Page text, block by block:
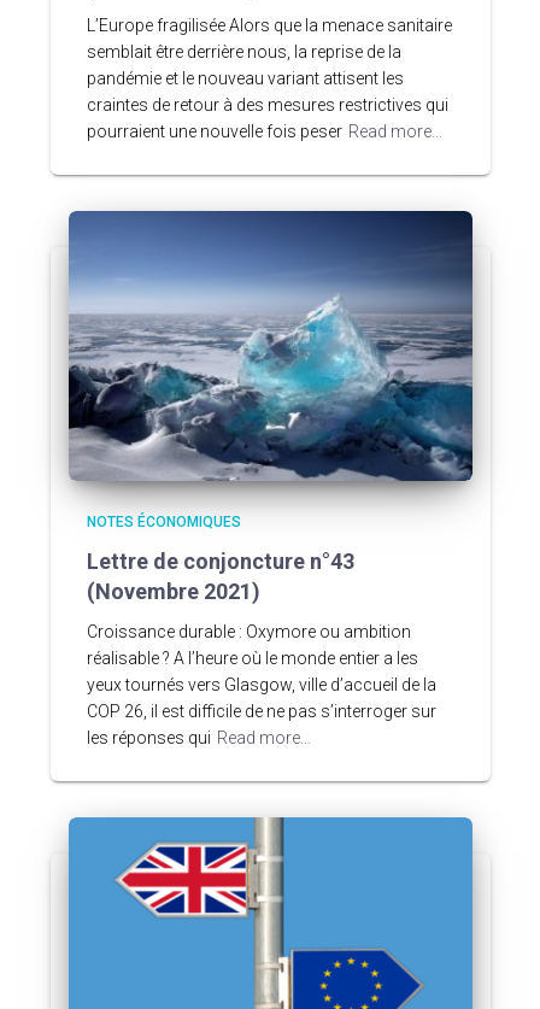
L’Europe fragilisée Alors que la menace sanitaire
semblait être derrière nous, la reprise de la
pandémie et le nouveau variant attisent les
craintes de retour à des mesures restrictives qui
pourraient une nouvelle fois peser Read more…
NOTES ÉCONOMIQUES
Lettre de conjoncture n°43
(Novembre 2021)
Croissance durable : Oxymore ou ambition
réalisable ? A l’heure où le monde entier a les
yeux tournés vers Glasgow, ville d’accueil de la
COP 26, il est difficile de ne pas s’interroger sur
les réponses qui Read more…